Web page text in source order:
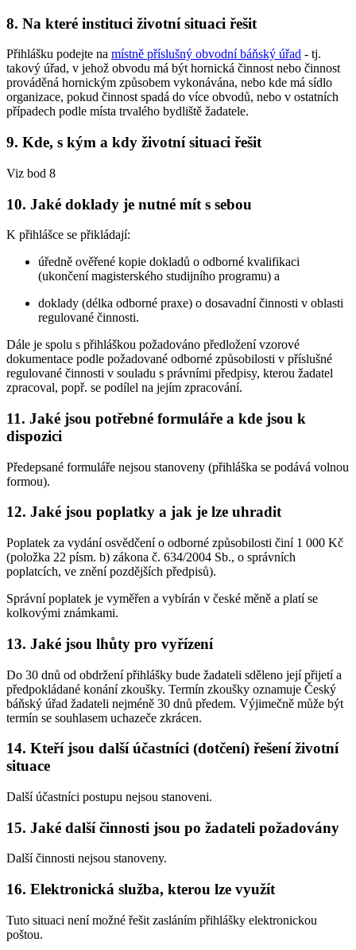
8. Na které instituci životní situaci řešit
Přihlášku podejte na místně příslušný obvodní báňský úřad - tj.
takový úřad, v jehož obvodu má být hornická činnost nebo činnost
prováděná hornickým způsobem vykonávána, nebo kde má sídlo
organizace, pokud činnost spadá do více obvodů, nebo v ostatních
případech podle místa trvalého bydliště žadatele.
9. Kde, s kým a kdy životní situaci řešit
Viz bod 8
10. Jaké doklady je nutné mít s sebou
K přihlášce se přikládají:
úředně ověřené kopie dokladů o odborné kvalifikaci
(ukončení magisterského studijního programu) a
doklady (délka odborné praxe) o dosavadní činnosti v oblasti
regulované činnosti.
Dále je spolu s přihláškou požadováno předložení vzorové
dokumentace podle požadované odborné způsobilosti v příslušné
regulované činnosti v souladu s právními předpisy, kterou žadatel
zpracoval, popř. se podílel na jejím zpracování.
11. Jaké jsou potřebné formuláře a kde jsou k
dispozici
Předepsané formuláře nejsou stanoveny (přihláška se podává volnou
formou).
12. Jaké jsou poplatky a jak je lze uhradit
Poplatek za vydání osvědčení o odborné způsobilosti činí 1 000 Kč
(položka 22 písm. b) zákona č. 634/2004 Sb., o správních
poplatcích, ve znění pozdějších předpisů).
Správní poplatek je vyměřen a vybírán v české měně a platí se
kolkovými známkami.
13. Jaké jsou lhůty pro vyřízení
Do 30 dnů od obdržení přihlášky bude žadateli sděleno její přijetí a
předpokládané konání zkoušky. Termín zkoušky oznamuje Český
báňský úřad žadateli nejméně 30 dnů předem. Výjimečně může být
termín se souhlasem uchazeče zkrácen.
14. Kteří jsou další účastníci (dotčení) řešení životní
situace
Další účastníci postupu nejsou stanoveni.
15. Jaké další činnosti jsou po žadateli požadovány
Další činnosti nejsou stanoveny.
16. Elektronická služba, kterou lze využít
Tuto situaci není možné řešit zasláním přihlášky elektronickou
poštou.